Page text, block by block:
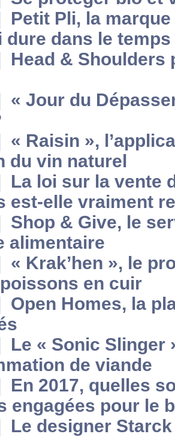
Petit Pli, la
dure dans le temps
Head & Shoulders
« Jour du
« Raisin »,
du vin naturel
La loi sur la vente
est-elle vraiment
Shop & Give, le
alimentaire
« Krak’hen », le
en cuir
Open Homes, la
Le « Sonic Slinger
de viande
En 2017, quelles
engagées pour le
Le designer